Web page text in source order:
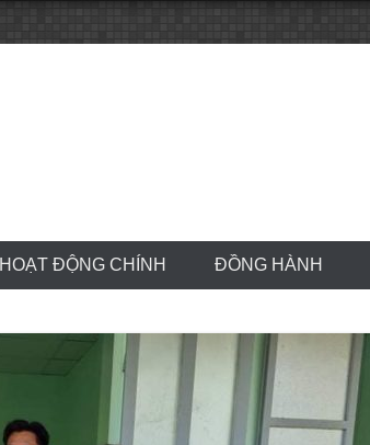
HOẠT ĐỘNG CHÍNH ĐỒNG HÀNH